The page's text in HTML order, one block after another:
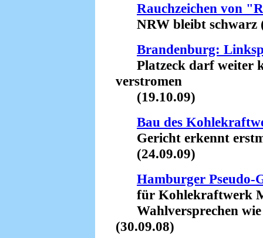
Rauchzeichen von
NRW bleibt schwarz
Brandenburg:
Platzeck darf weiter
verstromen
(19.10.09)
Bau des
Gericht erkennt
(24.09.09)
Hamburger Pseudo-
für Kohlekraftwerk
Wahlversprechen wie
(30.09.08)